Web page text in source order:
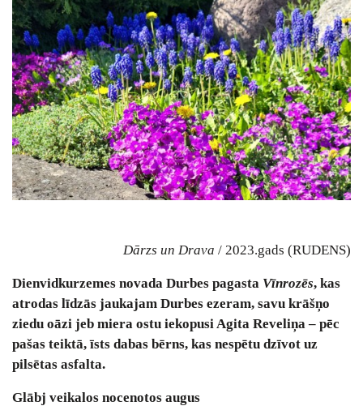
Dārzs un Drava / 2023.gads (RUDENS)
Dienvidkurzemes novada Durbes pagasta Vīnrozēs, kas
atrodas līdzās jaukajam Durbes ezeram, savu krāšņo
ziedu oāzi jeb miera ostu iekopusi Agita Reveliņa – pēc
pašas teiktā, īsts dabas bērns, kas nespētu dzīvot uz
pilsētas asfalta.
Glābj veikalos nocenotos augus